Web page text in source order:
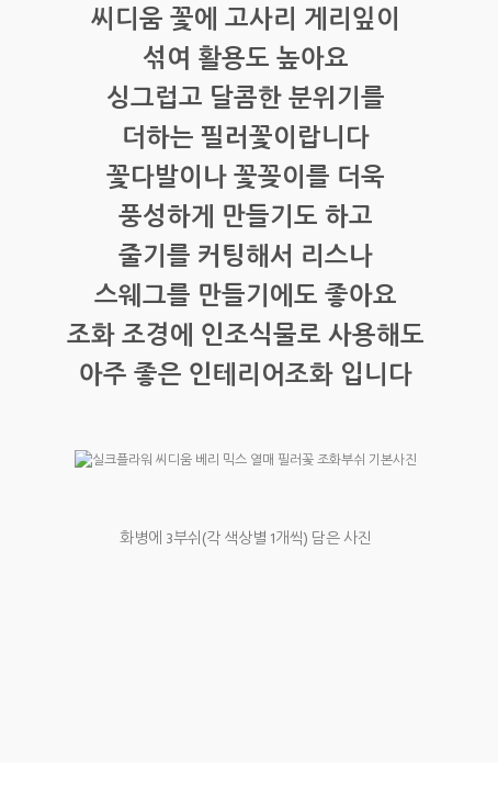
씨디움 꽃에 고사리 게리잎이
섞여 활용도 높아요
싱그럽고 달콤한 분위기를
더하는 필러꽃이랍니다
꽃다발이나 꽃꽂이를 더욱
풍성하게 만들기도 하고
줄기를 커팅해서 리스나
스웨그를 만들기에도 좋아요
조화 조경에 인조식물로 사용해도
아주 좋은 인테리어조화 입니다
화병에 3부쉬(각 색상별 1개씩) 담은 사진